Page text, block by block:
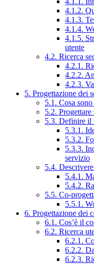
4.1.2.
4.1.3.
4.1.4.
4.1.5.
utente
4.2. Ricerca
4.2.1.
4.2.2.
4.2.3.
5. Progettazione dei
5.1. Cosa
5.2.
5.3. Definire il
5.3.1.
5.3.2.
5.3.3.
servizio
5.4.
5.4.1.
5.4.2.
5.5. Co-
5.5.1.
6. Progettazione dei
6.1. Cos’è il
6.2. Ricerca
6.2.1.
6.2.2.
6.2.3.